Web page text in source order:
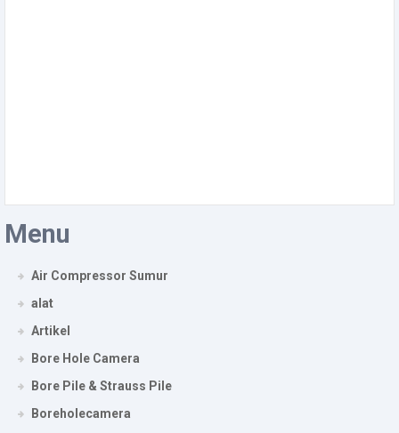
Menu
Air Compressor Sumur
alat
Artikel
Bore Hole Camera
Bore Pile & Strauss Pile
Boreholecamera